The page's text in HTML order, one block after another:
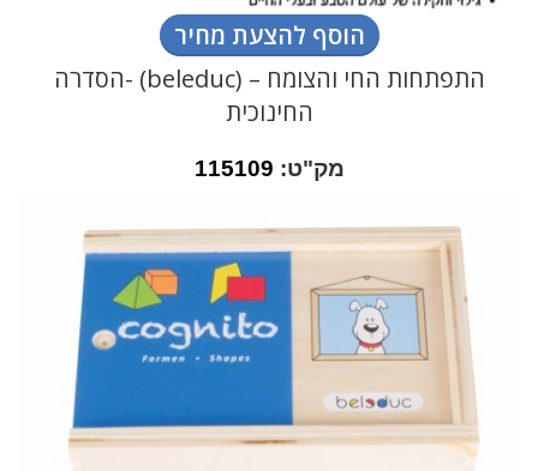
הוסף להצעת מחיר
התפתחות החי והצומח – (beleduc) -הסדרה
החינוכית
מק"ט: 115109